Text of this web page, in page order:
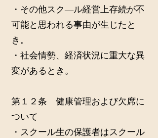
・その他スク—ル経営上存続が不
可能と思われる事由が生じたと
き。
・社会情勢、経済状況に重大な異
変があるとき。
第１２条 健康管理および欠席に
ついて
・スクール生の保護者はスクール